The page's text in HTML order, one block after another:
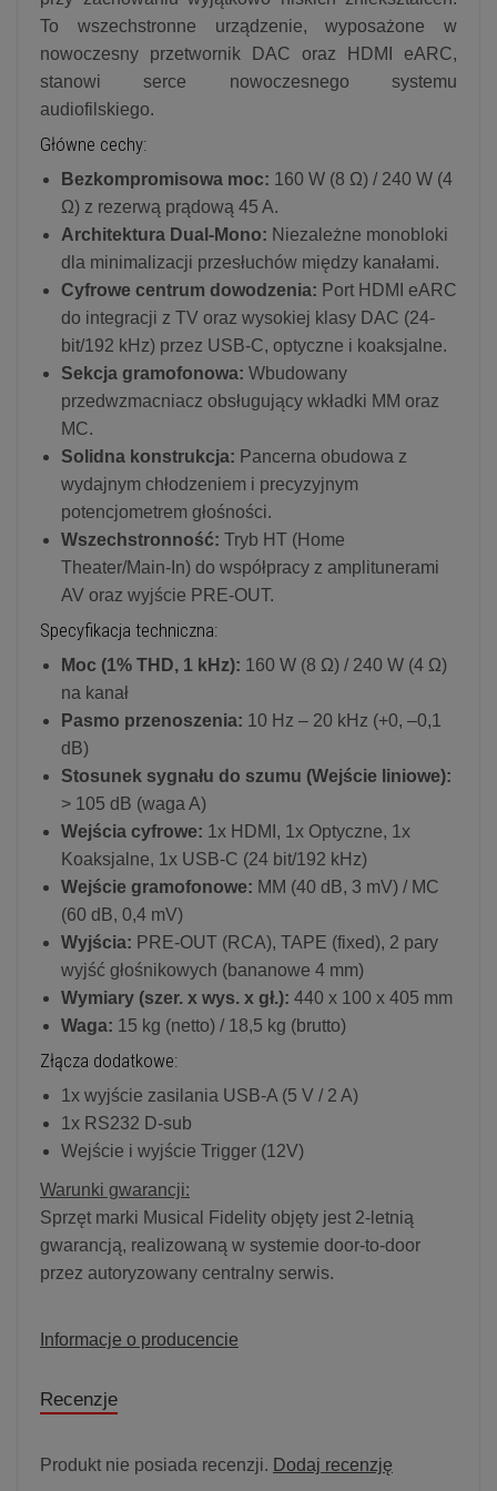
To wszechstronne urządzenie, wyposażone w
nowoczesny przetwornik DAC oraz HDMI eARC,
stanowi serce nowoczesnego systemu
audiofilskiego.
Główne cechy:
Bezkompromisowa moc: 160 W (8 Ω) / 240 W (4
Ω) z rezerwą prądową 45 A.
Architektura Dual-Mono: Niezależne monobloki
dla minimalizacji przesłuchów między kanałami.
Cyfrowe centrum dowodzenia: Port HDMI eARC
do integracji z TV oraz wysokiej klasy DAC (24-
bit/192 kHz) przez USB-C, optyczne i koaksjalne.
Sekcja gramofonowa: Wbudowany
przedwzmacniacz obsługujący wkładki MM oraz
MC.
Solidna konstrukcja: Pancerna obudowa z
wydajnym chłodzeniem i precyzyjnym
potencjometrem głośności.
Wszechstronność: Tryb HT (Home
Theater/Main-In) do współpracy z amplitunerami
AV oraz wyjście PRE-OUT.
Specyfikacja techniczna:
Moc (1% THD, 1 kHz): 160 W (8 Ω) / 240 W (4 Ω)
na kanał
Pasmo przenoszenia: 10 Hz – 20 kHz (+0, –0,1
dB)
Stosunek sygnału do szumu (Wejście liniowe):
> 105 dB (waga A)
Wejścia cyfrowe: 1x HDMI, 1x Optyczne, 1x
Koaksjalne, 1x USB-C (24 bit/192 kHz)
Wejście gramofonowe: MM (40 dB, 3 mV) / MC
(60 dB, 0,4 mV)
Wyjścia: PRE-OUT (RCA), TAPE (fixed), 2 pary
wyjść głośnikowych (bananowe 4 mm)
Wymiary (szer. x wys. x gł.): 440 x 100 x 405 mm
Waga: 15 kg (netto) / 18,5 kg (brutto)
Złącza dodatkowe:
1x wyjście zasilania USB-A (5 V / 2 A)
1x RS232 D-sub
Wejście i wyjście Trigger (12V)
Warunki gwarancji:
Sprzęt marki Musical Fidelity objęty jest 2-letnią
gwarancją, realizowaną w systemie door-to-door
przez autoryzowany centralny serwis.
Informacje o producencie
Recenzje
Produkt nie posiada recenzji. Dodaj recenzję